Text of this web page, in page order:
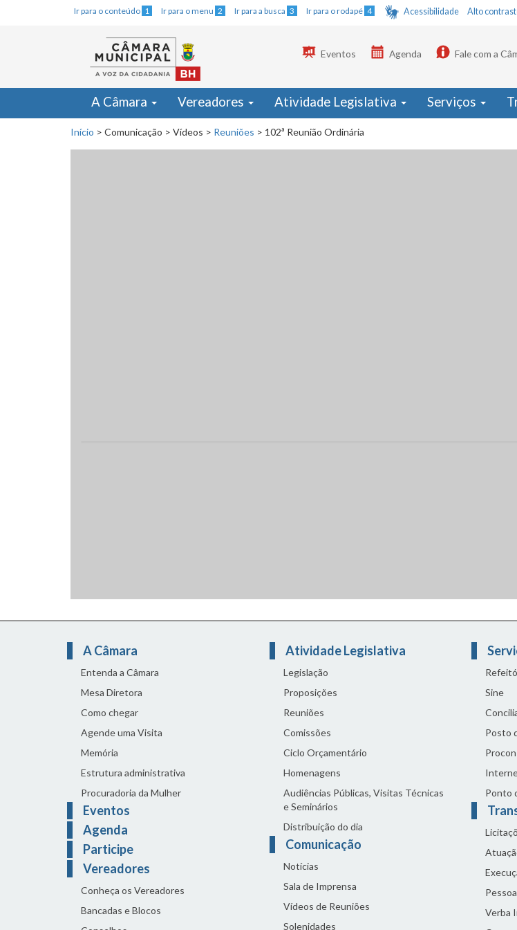
Ir para o conteúdo 1 Ir para o menu 2 Ir para a busca 3 Ir para o rodapé 4 Acessibilidade Alto
Eventos Agenda Fale com a
A Câmara Vereadores Atividade Legislativa Serviços
Início > Comunicação > Vídeos > Reuniões > 102ª Reunião Ordinária
A Câmara
Entenda a Câmara
Mesa Diretora
Como chegar
Agende uma Visita
Memória
Estrutura administrativa
Procuradoria da Mulher
Eventos
Agenda
Participe
Vereadores
Conheça os Vereadores
Bancadas e Blocos
Atividade Legislativa
Legislação
Proposições
Reuniões
Comissões
Ciclo Orçamentário
Homenagens
Audiências Públicas, Visitas Técnicas
e Seminários
Distribuição do dia
Comunicação
Notícias
Sala de Imprensa
Vídeos de Reuniões
Solenidades
Sine
Posto
Procon
Ponto
Verba